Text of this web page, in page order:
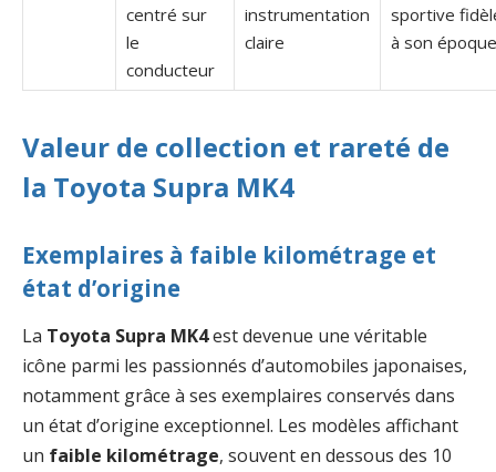
centré sur
le
conducteur
instrumentation
claire
sportive
à son époque
Valeur de collection et rareté de
la Toyota Supra MK4
Exemplaires à faible kilométrage et
état d’origine
La Toyota Supra MK4est devenue une véritable
icône parmi les passionnés d’automobiles japonaises,
notamment grâce à ses exemplaires conservés dans
un état d’origine exceptionnel. Les modèles affichant
un faible kilométrage, souvent en dessous des 10